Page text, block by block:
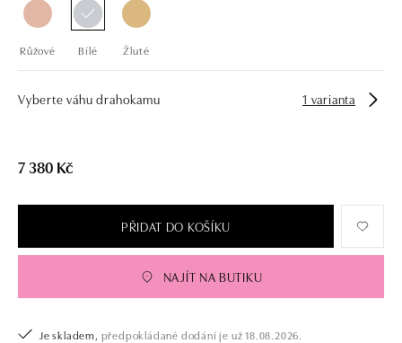
Růžové Bílé Žluté
Vyberte váhu drahokamu 1 varianta
7 380 Kč
PŘIDAT DO KOŠÍKU
NAJÍT NA BUTIKU
Je skladem, předpokládané dodání je už 18.08.2026.